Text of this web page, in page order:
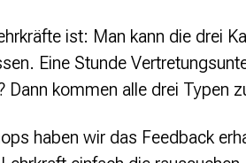
ist: Man kann die drei
Eine Stunde
Dann kommen alle drei Typen
haben wir das Feedback